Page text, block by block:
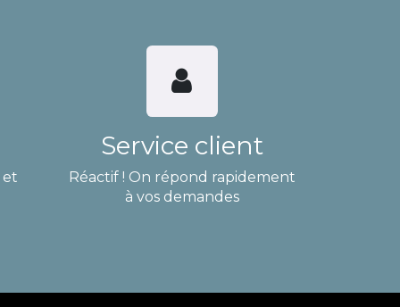
et
Service client
Réactif ! On répond rapidement
à vos demandes